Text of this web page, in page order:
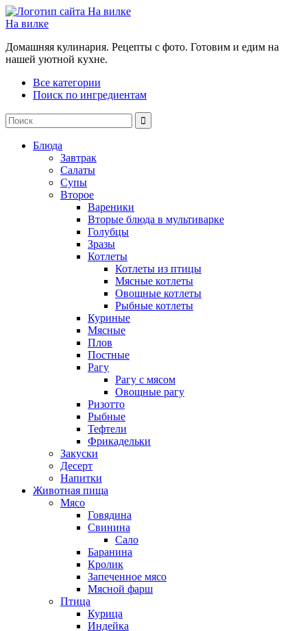
На вилке
Домашняя кулинария. Рецепты с фото. Готовим и едим на
нашей уютной кухне.
Все категории
Поиск по ингредиентам
Блюда
Завтрак
Салаты
Супы
Второе
Вареники
Вторые блюда в мультиварке
Голубцы
Зразы
Котлеты
Котлеты из птицы
Мясные котлеты
Овощные котлеты
Рыбные котлеты
Куриные
Мясные
Плов
Постные
Рагу
Рагу с мясом
Овощные рагу
Ризотто
Рыбные
Тефтели
Фрикадельки
Закуски
Десерт
Напитки
Животная пища
Мясо
Говядина
Свинина
Сало
Баранина
Кролик
Запеченное мясо
Мясной фарш
Птица
Курица
Индейка